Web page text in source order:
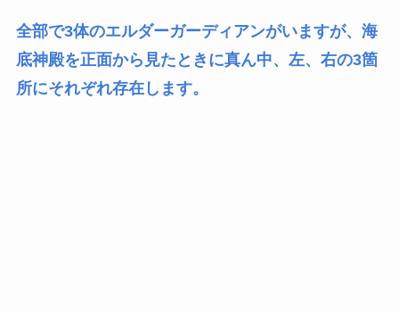
全部で3体のエルダーガーディアンがいますが、海
底神殿を正面から見たときに真ん中、左、右の3箇
所にそれぞれ存在します。